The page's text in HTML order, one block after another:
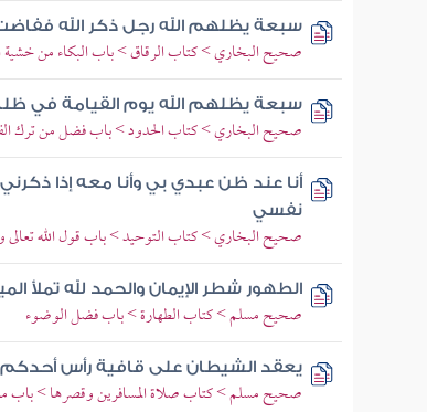
سبعة يظلهم الله رجل ذكر الله
صحيح البخاري > كتاب الرقاق > باب البكاء من خشية
سبعة يظلهم الله يوم القيامة في
صحيح البخاري > كتاب الحدود > باب فضل من ترك
أنا عند ظن عبدي بي وأنا معه إذا
نفسي
صحيح البخاري > كتاب التوحيد > باب قول الله تعالى
الطهور شطر الإيمان والحمد لله تملأ
صحيح مسلم > كتاب الطهارة > باب فضل الوضوء
يعقد الشيطان على قافية رأس أحدكم
صحيح مسلم > كتاب صلاة المسافرين وقصرها > باب